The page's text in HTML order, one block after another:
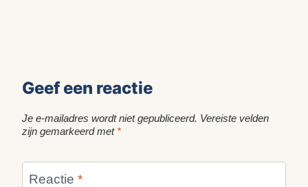
Geef een reactie
Je e-mailadres wordt niet gepubliceerd. Vereiste velden
zijn gemarkeerd met *
Reactie *